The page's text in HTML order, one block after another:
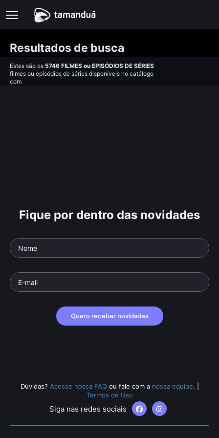
Resultados de busca
Estes são os 5746 FILMES ou EPISÓDIOS DE SÉRIES
filmes ou episódios de séries disponíveis no catálogo
com
Fique por dentro das novidades
Quero receber novidades
Dúvidas? Acesse nossa FAQ ou fale com a nossa equipe.
Termos de Uso
Siga nas redes sociais